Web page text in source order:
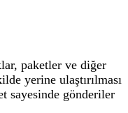
paketler ve diğer
yerine ulaştırılması
sayesinde gönderiler